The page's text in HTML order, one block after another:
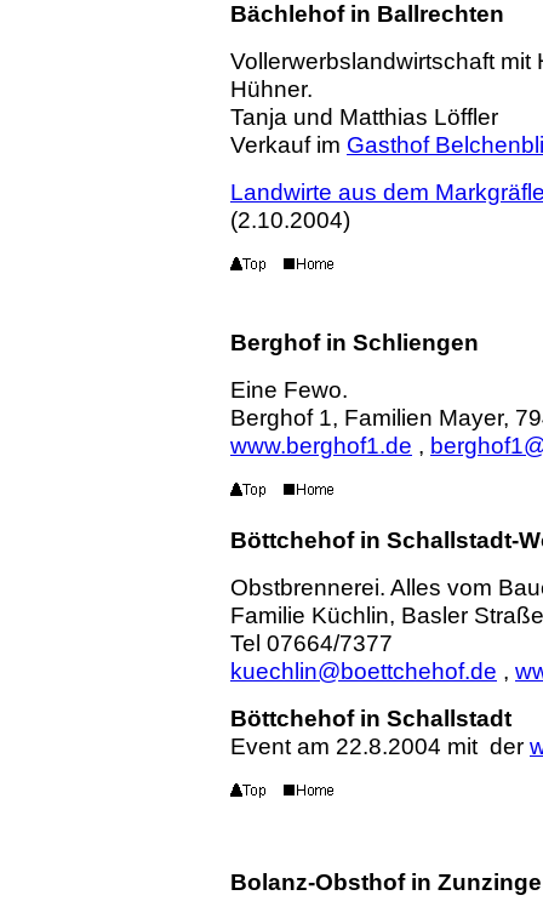
Bächlehof in Ballrechten
Vollerwerbslandwirtschaft mit
Hühner.
Tanja und Matthias Löffler
Verkauf im Gasthof
Landwirte aus dem
(2.10.2004)
Berghof in Schliengen
Eine Fewo.
Berghof 1, Familien Mayer,
www.berghof1.de ,
Böttchehof in Schallstadt-
Obstbrennerei. Alles vom
Familie Küchlin, Basler
Tel 07664/7377
kuechlin@boettchehof.de ,
Böttchehof in Schallstadt
Event am 22.8.2004 mit der
Bolanz-Obsthof in